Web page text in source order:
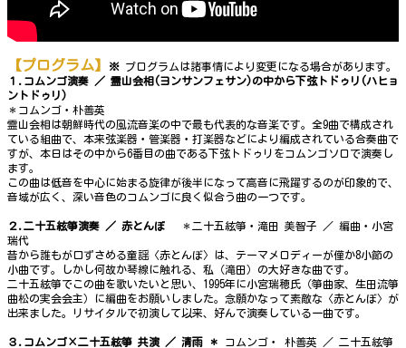
【プログラム】 ※ プログラムは諸事情により変更になる場合があります。
１. コムンゴ演奏 ／ 霊山会相(ヨンサンフェサン)の中から下弦トドゥリ (ハヒョ
ントドゥリ )
＊コムンゴ・朴善英
霊山会相は朝鮮時代の風流音楽の中で最も代表的な音楽です。全9曲で構成され
ている組曲で、本来弦楽器・管楽器・打楽器などにより編成されている合奏曲で
すが、本日はその中から6番目の曲である下弦トドゥリをコムンゴソロで演奏し
ます。
この曲は低音を中心に始まる旋律が後半になって高音に飛躍するのが印象的で、
音域が広く、深い音色のコムンゴに良く似合う曲の一つです。
２. 二十五絃箏演奏 ／ 赤とんぼ
＊二十五絃箏・滝田 美智子 ／ 編曲・小宮
瑞代
昔から誰もが口ずさめる童謡〈赤とんぼ〉は、テーマメロディーが僅か8小節の
小曲です。しかし何故か琴線に触れる、私（滝田）の大好きな曲です。
二十五絃箏でこの曲を歌いたいと思い、1995年に小宮瑞穂氏（箏曲家、生田流箏
曲松の実会会主）に編曲をお願いしました。念願かなって素敵な〈赤とんぼ〉が
出来ました。リサイタルで初演して以来、好んで演奏している一曲です。
３.コムンゴ× 二十五絃箏 共演 ／ 清雨 ＊
コムンゴ・ 朴善英 ／ 二十五絃箏